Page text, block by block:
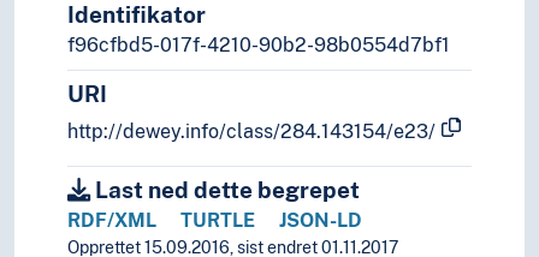
Identifikator
f96cfbd5-017f-4210-90b2-98b0554d7bf1
URI
http://dewey.info/class/284.143154/e23/
Last ned dette begrepet
RDF/XML TURTLE JSON-LD
Opprettet 15.09.2016, sist endret 01.11.2017